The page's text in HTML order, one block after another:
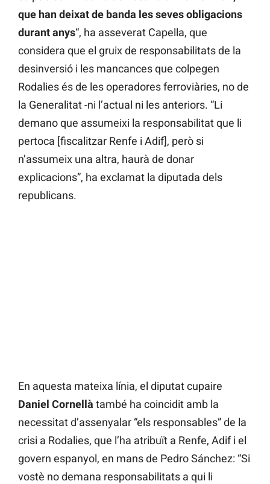
que han deixat de banda les seves obligacions
durant anys“, ha asseverat Capella, que
considera que el gruix de responsabilitats de la
desinversió i les mancances que colpegen
Rodalies és de les operadores ferroviàries, no de
la Generalitat -ni l’actual ni les anteriors. “Li
demano que assumeixi la responsabilitat que li
pertoca [fiscalitzar Renfe i Adif], però si
n’assumeix una altra, haurà de donar
explicacions”, ha exclamat la diputada dels
republicans.
En aquesta mateixa línia, el diputat cupaire
Daniel Cornellà també ha coincidit amb la
necessitat d’assenyalar “els responsables” de la
crisi a Rodalies, que l’ha atribuït a Renfe, Adif i el
govern espanyol, en mans de Pedro Sánchez: “Si
vostè no demana responsabilitats a qui li